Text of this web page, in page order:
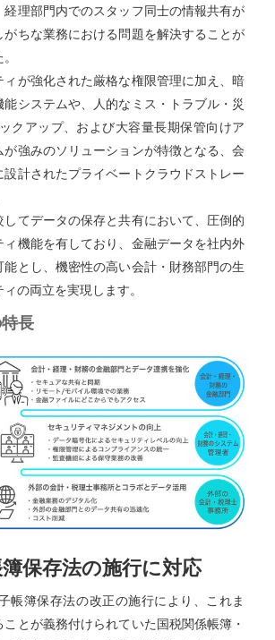
経理部門内でのスタッフ同士の情報共有が
がちな業務における問題を解決することが
ィが強化された厳格な権限管理に加え、暗
システムや、人的なミス・トラブル・災
クアップ、および大容量長期保管向けア
が強みのソリューションが特徴となる、会
計されたプライベートクラウドストレー
てデータの保存と共有において、圧倒的
ィ機能を有しており、金融データを社内外
能とし、機密性の高い会計・財務部門の生
の両立を実現します。
長
保存法の施行に対応
帳簿保存法の改正の施行により、これま
とが義務付けられていた国税関係帳簿・